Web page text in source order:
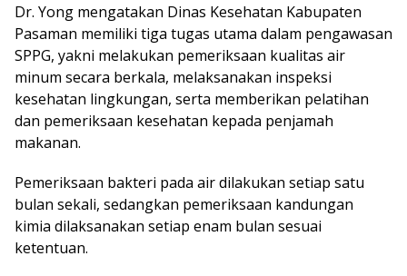
Dr. Yong mengatakan Dinas Kesehatan Kabupaten
Pasaman memiliki tiga tugas utama dalam pengawasan
SPPG, yakni melakukan pemeriksaan kualitas air
minum secara berkala, melaksanakan inspeksi
kesehatan lingkungan, serta memberikan pelatihan
dan pemeriksaan kesehatan kepada penjamah
makanan.
Pemeriksaan bakteri pada air dilakukan setiap satu
bulan sekali, sedangkan pemeriksaan kandungan
kimia dilaksanakan setiap enam bulan sesuai
ketentuan.